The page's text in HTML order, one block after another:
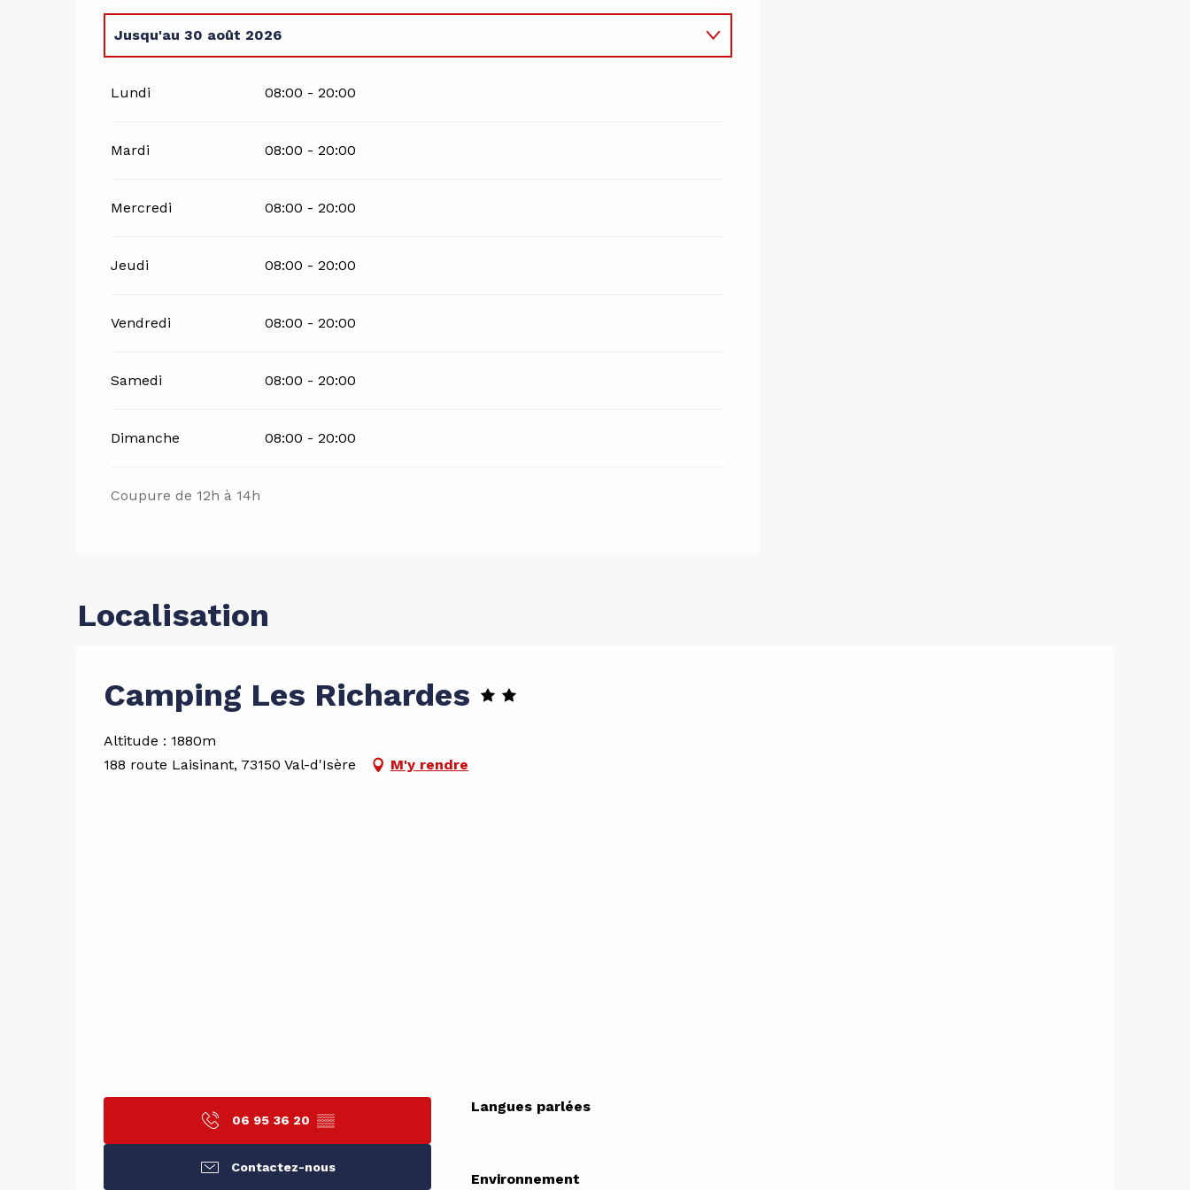
Jusqu'au 30 août 2026
Lundi 08:00 - 20:00
Mardi 08:00 - 20:00
Mercredi 08:00 - 20:00
Jeudi 08:00 - 20:00
Vendredi 08:00 - 20:00
Samedi 08:00 - 20:00
Dimanche 08:00 - 20:00
Coupure de 12h à 14h
Localisation
Camping Les Richardes
Altitude : 1880m
188 route Laisinant, 73150 Val-d'Isère
M'y rendre
06 95 36 20 ▒▒
Contactez-nous
Langues parlées
Langues parlées
Environnement
Environnement